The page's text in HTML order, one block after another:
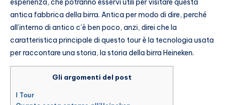
esperienza, che potranno esservi utili per visitare questa
antica fabbrica della birra. Antica per modo di dire, perché
all’interno di antico c’è ben poco, anzi, direi che la
caratteristica principale di questo tour è la tecnologia usata
per raccontare una storia, la storia della birra Heineken.
Gli argomenti del post
I Tour